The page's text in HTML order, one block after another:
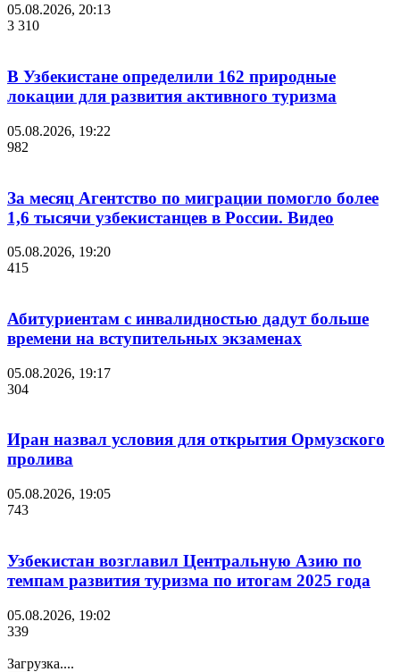
05.08.2026, 20:13
3 310
В Узбекистане определили 162 природные
локации для развития активного туризма
05.08.2026, 19:22
982
За месяц Агентство по миграции помогло более
1,6 тысячи узбекистанцев в России. Видео
05.08.2026, 19:20
415
Абитуриентам с инвалидностью дадут больше
времени на вступительных экзаменах
05.08.2026, 19:17
304
Иран назвал условия для открытия Ормузского
пролива
05.08.2026, 19:05
743
Узбекистан возглавил Центральную Азию по
темпам развития туризма по итогам 2025 года
05.08.2026, 19:02
339
Загрузка....